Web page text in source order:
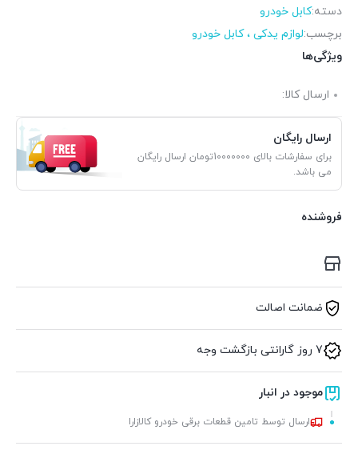
دسته:کابل خودرو
برچسب:لوازم یدکی ، کابل خودرو
ویژگی‌ها
ارسال کالا:
ارسال رایگان
برای سفارشات بالای 10000000تومان ارسال رایگان
می باشد.
فروشنده
ضمانت اصالت
7 روز گارانتی بازگشت وجه
موجود در انبار
ارسال توسط تامین قطعات برقی خودرو کالازارا